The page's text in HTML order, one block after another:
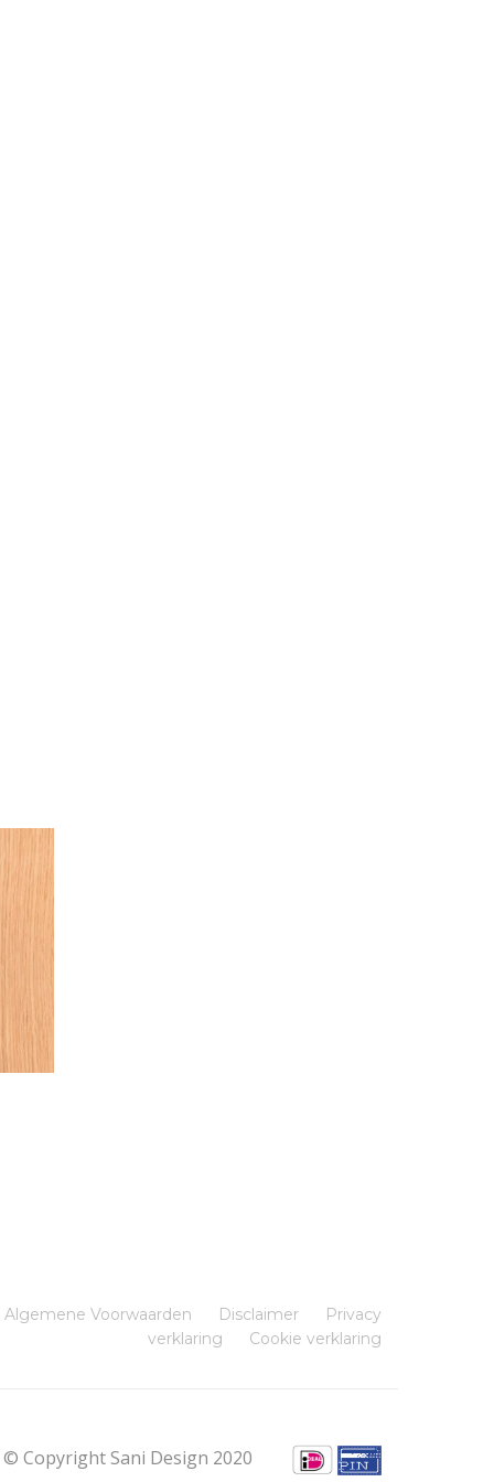
Algemene Voorwaarden Disclaimer
Privacy
verklaring
Cookie verklaring
© Copyright Sani Design 2020